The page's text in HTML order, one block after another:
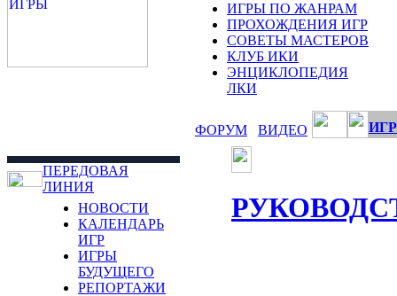
ИГРЫ ПО ЖАНРАМ
ПРОХОЖДЕНИЯ ИГР
СОВЕТЫ МАСТЕРОВ
КЛУБ ИКИ
ЭНЦИКЛОПЕДИЯ
ЛКИ
ФОРУМ ВИДЕО
ПЕРЕДОВАЯ
ЛИНИЯ
НОВОСТИ
КАЛЕНДАРЬ
ИГР
ИГРЫ
БУДУЩЕГО
РЕПОРТАЖИ